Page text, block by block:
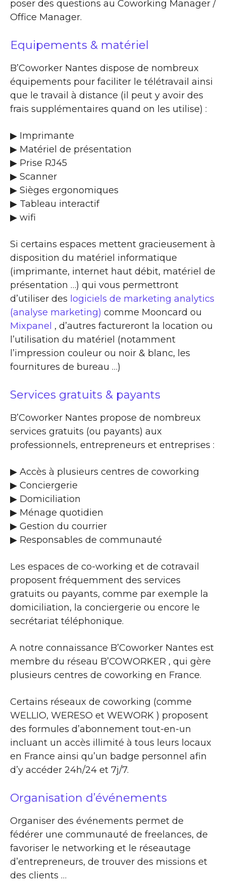
poser des questions au Coworking Manager /
Office Manager.
Equipements & matériel
B’Coworker Nantes dispose de nombreux
équipements pour faciliter le télétravail ainsi
que le travail à distance (il peut y avoir des
frais supplémentaires quand on les utilise) :
▶ Imprimante
▶ Matériel de présentation
▶ Prise RJ45
▶ Scanner
▶ Sièges ergonomiques
▶ Tableau interactif
▶ wifi
Si certains espaces mettent gracieusement à
disposition du matériel informatique
(imprimante, internet haut débit, matériel de
présentation …) qui vous permettront
d’utiliser des logiciels de marketing analytics
(analyse marketing) comme Mooncard ou
Mixpanel , d’autres factureront la location ou
l’utilisation du matériel (notamment
l’impression couleur ou noir & blanc, les
fournitures de bureau …)
Services gratuits & payants
B’Coworker Nantes propose de nombreux
services gratuits (ou payants) aux
professionnels, entrepreneurs et entreprises :
▶​ Accès à plusieurs centres de coworking
▶​ Conciergerie
▶​ Domiciliation
▶​ Ménage quotidien
▶​ Gestion du courrier
▶​ Responsables de communauté
Les espaces de co-working et de cotravail
proposent fréquemment des services
gratuits ou payants, comme par exemple la
domiciliation, la conciergerie ou encore le
secrétariat téléphonique.
A notre connaissance B’Coworker Nantes est
membre du réseau B’COWORKER , qui gère
plusieurs centres de coworking en France.
Certains réseaux de coworking (comme
WELLIO, WERESO et WEWORK ) proposent
des formules d’abonnement tout-en-un
incluant un accès illimité à tous leurs locaux
en France ainsi qu’un badge personnel afin
d’y accéder 24h/24 et 7j/7.
Organisation d’événements
Organiser des événements permet de
fédérer une communauté de freelances, de
favoriser le networking et le réseautage
d’entrepreneurs, de trouver des missions et
des clients …